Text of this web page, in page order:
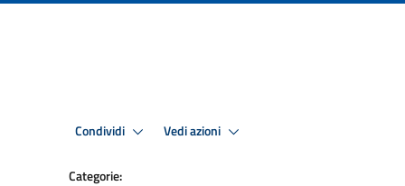
Condividi Vedi azioni
Categorie: